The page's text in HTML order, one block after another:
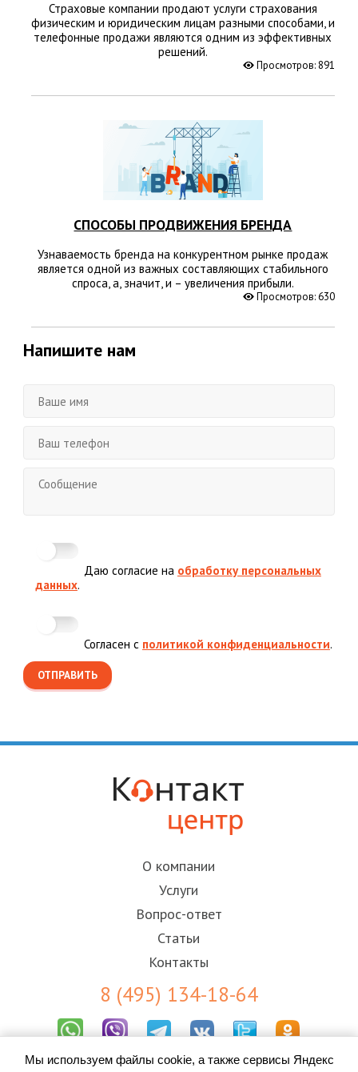
Страховые компании продают услуги страхования
физическим и юридическим лицам разными способами, и
телефонные продажи являются одним из эффективных
решений.
Просмотров: 891
СПОСОБЫ ПРОДВИЖЕНИЯ БРЕНДА
Узнаваемость бренда на конкурентном рынке продаж
является одной из важных составляющих стабильного
спроса, а, значит, и – увеличения прибыли.
Просмотров: 630
Напишите нам
Даю согласие на обработку персональных
данных.
Согласен с политикой конфиденциальности.
О компании
Услуги
Вопрос-ответ
Статьи
Контакты
8 (495) 134-18-64
Результаты СОУТ
Мы используем файлы cookie, а также сервисы Яндекс